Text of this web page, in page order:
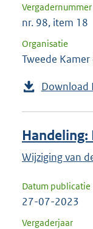
Vergadernummer
nr. 98, item 18
Organisatie
Tweede
Download
Handeling:
Wijziging van
Datum publicatie
27-07-2023
Vergaderjaar